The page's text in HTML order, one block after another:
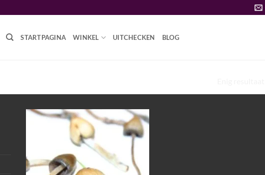
STARTPAGINA WINKEL UITCHECKEN BLOG
Add to